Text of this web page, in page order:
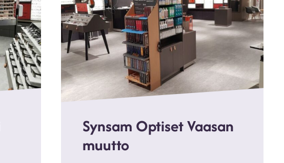
Synsam Optiset Vaasan
muutto